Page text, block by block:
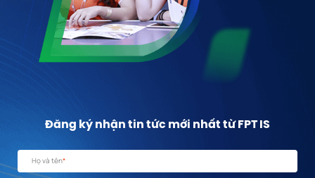
Đăng ký nhận tin tức mới nhất từ FPT IS
Họ và tên*